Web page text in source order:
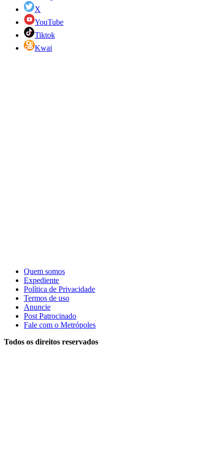
X
YouTube
Tiktok
Kwai
Quem somos
Expediente
Política de Privacidade
Termos de uso
Anuncie
Post Patrocinado
Fale com o Metrópoles
Todos os direitos reservados